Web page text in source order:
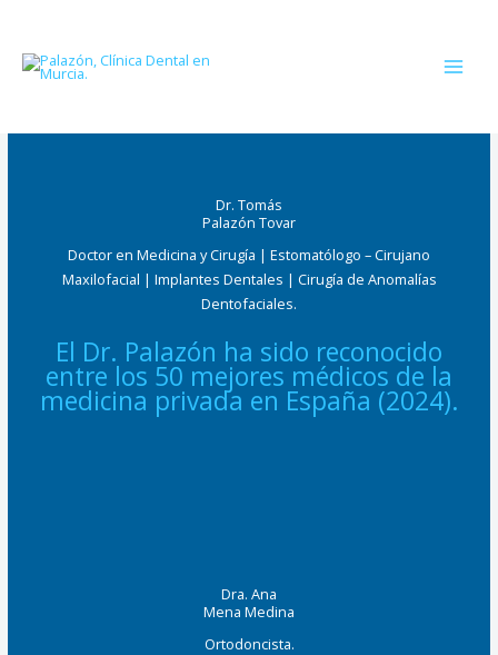
contenido
Dr. Tomás
Palazón Tovar
Doctor en Medicina y Cirugía | Estomatólogo – Cirujano
Maxilofacial | Implantes Dentales | Cirugía de Anomalías
Dentofaciales.
El Dr. Palazón ha sido reconocido
entre los 50 mejores médicos de la
medicina privada en España (2024).
Dra. Ana
Mena Medina
Ortodoncista.